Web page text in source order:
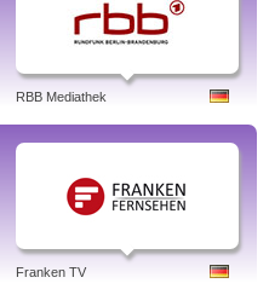
RBB Mediathek
Franken TV